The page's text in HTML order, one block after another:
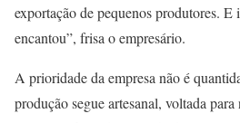
exportação de pequenos produtores. E
encantou”, frisa o empresário.
A prioridade da empresa não é
produção segue artesanal, voltada